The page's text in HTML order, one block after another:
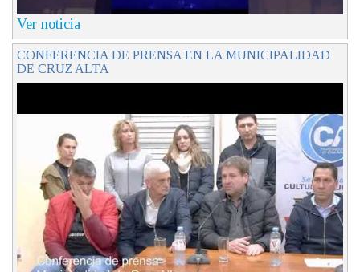
Ver noticia
CONFERENCIA DE PRENSA EN LA MUNICIPALIDAD
DE CRUZ ALTA